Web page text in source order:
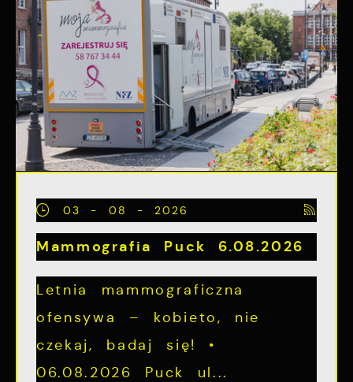
03 - 08 - 2026
Mammografia Puck 6.08.2026
Letnia mammograficzna
ofensywa – kobieto, nie
czekaj, badaj się! •
06.08.2026 Puck ul...